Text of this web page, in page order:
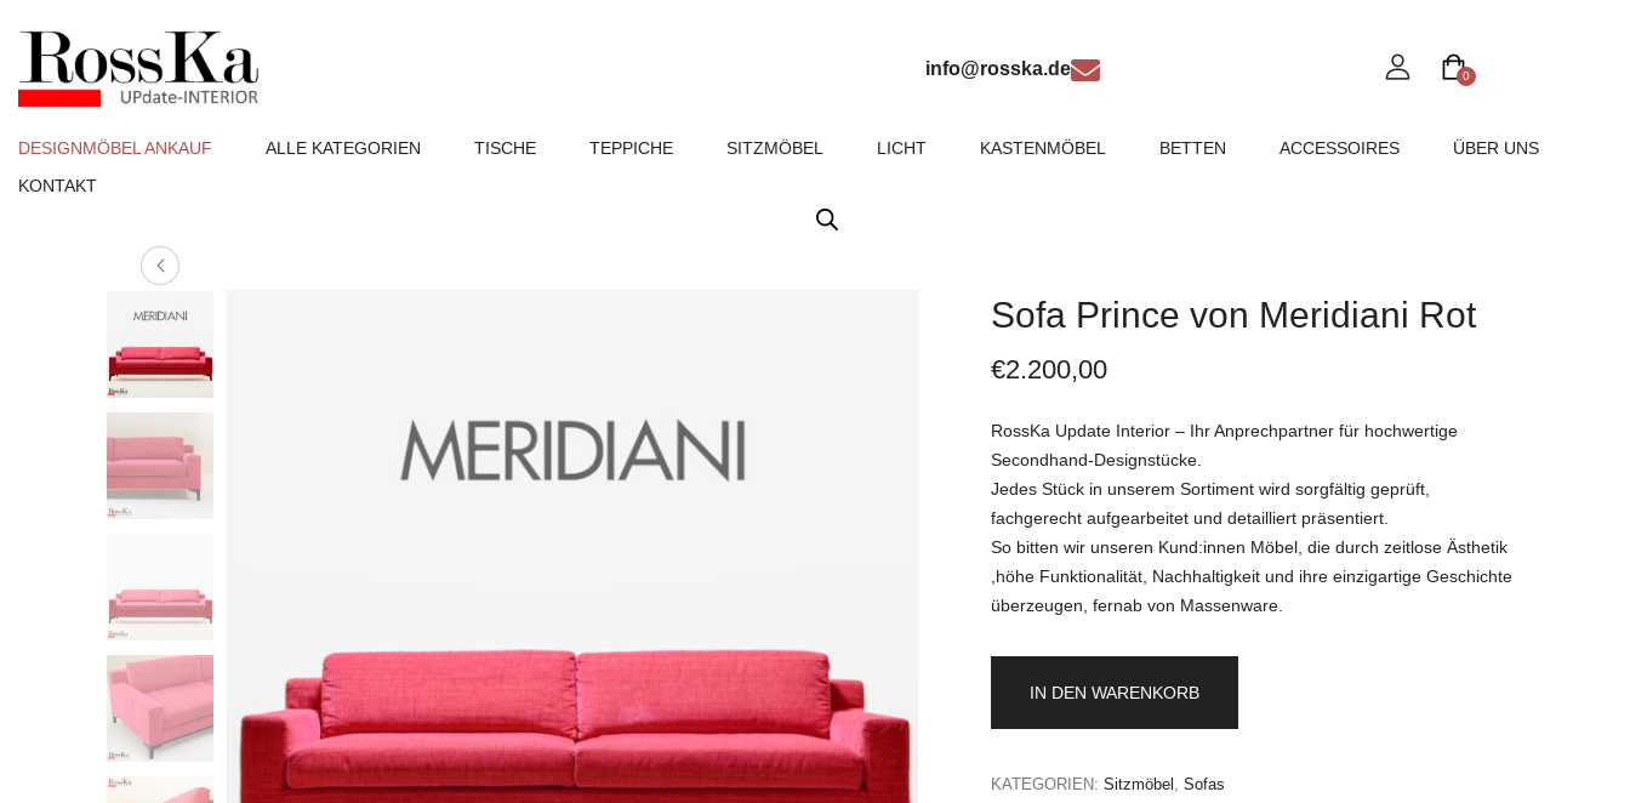
info@rosska.de 0
DESIGNMÖBEL ANKAUF ALLE KATEGORIEN TISCHE TEPPICHE SITZMÖBEL LICHT KASTENMÖBEL BETTEN ACCESSOIRES
ÜBER UNS
KONTAKT
Sofa Prince von Meridiani Rot
€2.200,00
RossKa Update Interior – Ihr Anprechpartner für hochwertige
Secondhand-Designstücke.
Jedes Stück in unserem Sortiment wird sorgfältig geprüft,
fachgerecht aufgearbeitet und detailliert präsentiert.
So bitten wir unseren Kund:innen Möbel, die durch zeitlose Ästhetik
,höhe Funktionalität, Nachhaltigkeit und ihre einzigartige Geschichte
überzeugen, fernab von Massenware.
IN DEN WARENKORB
KATEGORIEN: Sitzmöbel , Sofas